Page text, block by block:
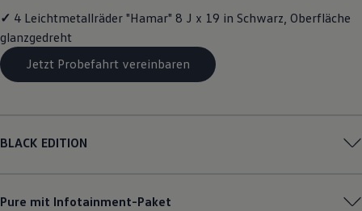
Transport
Elektromobilität
Volkswagen R
Pannen- und Unfallhilfe
✓ 4 Leichtmetallräder "Hamar" 8 J x 19 in Schwarz, Oberfläche
glanzgedreht
Jetzt Probefahrt vereinbaren
BLACK EDITION
Pure mit Infotainment-Paket